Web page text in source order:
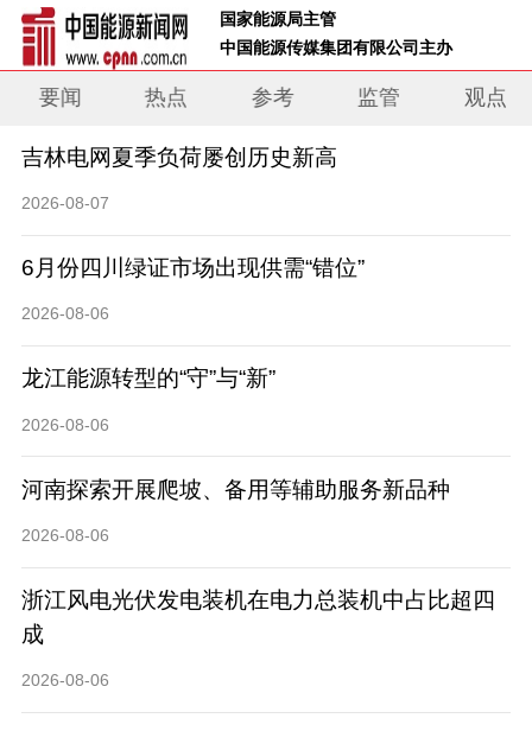
国家能源局主管
中国能源传媒集团有限公司主办
要闻 热点 参考 监管 观点
吉林电网夏季负荷屡创历史新高
2026-08-07
6月份四川绿证市场出现供需“错位”
2026-08-06
龙江能源转型的“守”与“新”
2026-08-06
河南探索开展爬坡、备用等辅助服务新品种
2026-08-06
浙江风电光伏发电装机在电力总装机中占比超四
成
2026-08-06